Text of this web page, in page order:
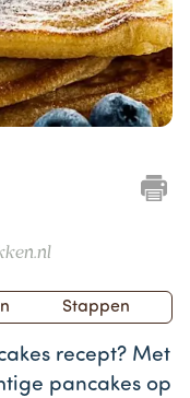
Stappen
recept? Met
pancakes op